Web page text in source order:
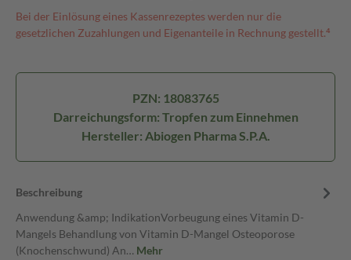
Bei der Einlösung eines Kassenrezeptes werden nur die
gesetzlichen Zuzahlungen und Eigenanteile in Rechnung gestellt.⁴
PZN: 18083765
Darreichungsform: Tropfen zum Einnehmen
Hersteller: Abiogen Pharma S.P.A.
Beschreibung
Anwendung &amp; IndikationVorbeugung eines Vitamin D-
Mangels Behandlung von Vitamin D-Mangel Osteoporose
(Knochenschwund) An… Mehr